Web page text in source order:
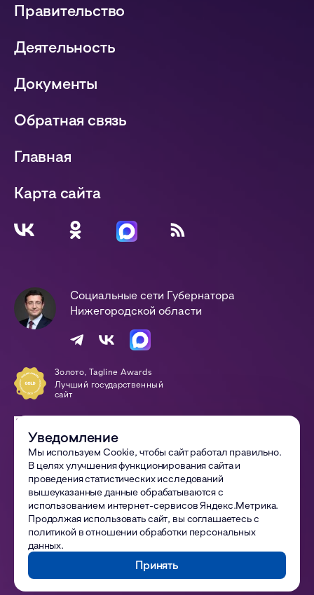
Правительство
Деятельность
Документы
Обратная связь
Главная
Карта сайта
Социальные сети Губернатора
Нижегородской области
Золото, Tagline Awards
Лучший государственный
сайт
Сайт года
© 2002—2026Правительство Нижегородской области
Все материалы сайта доступны по лицензии:
Creative Commons Attribution 4.0 International
Политика обработки ПДн
Техническая поддержка
Посещений сайта сегодня: 798
Уведомление
Мы используем Cookie, чтобы сайт работал правильно.
В целях улучшения функционирования сайта и
проведения статистических исследований
вышеуказанные данные обрабатываются с
использованием интернет-сервисов Яндекс.Метрика.
Продолжая использовать сайт, вы соглашаетесь с
политикой в отношении обработки персональных
данных.
Принять